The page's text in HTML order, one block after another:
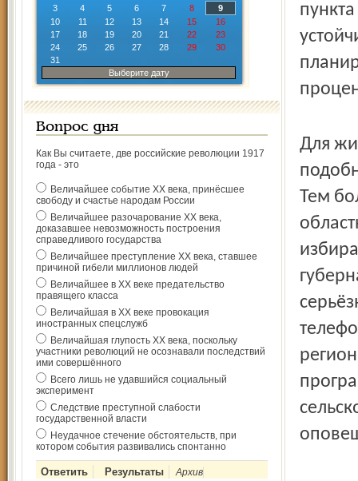
3
4 5 6 7 8
9
10
11 12 13 14 15
16
17
18 19 20 21 22
23
24
25 26 27 28 29
30
31
Выберите дату
Вопрос дня
Как Вы считаете, две российские революции 1917
года - это
Величайшее событие ХХ века, принёсшее
свободу и счастье народам России
Величайшее разочарование ХХ века,
доказавшее невозможность построения
справедливого государства
Величайшее преступление ХХ века, ставшее
причиной гибели миллионов людей
Величайшее в ХХ веке предательство
правящего класса
Величайшая в ХХ веке провокация
иностранных спецслужб
Величайшая глупость ХХ века, поскольку
участники революций не осознавали последствий
ими совершённого
Всего лишь не удавшийся социальный
эксперимент
Следствие преступной слабости
государственной власти
Неудачное стечение обстоятельств, при
котором события развивались спонтанно
Архив
Для
Тем